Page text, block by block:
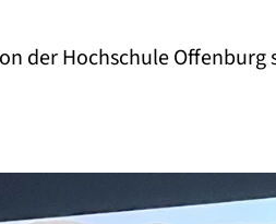
der Hochschule